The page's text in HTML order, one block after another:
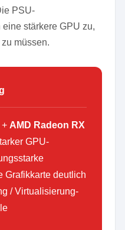
PSU-
stärkere GPU zu,
müssen.
+ AMD Radeon RX
GPU-
Grafikkarte deutlich
/ Virtualisierung-